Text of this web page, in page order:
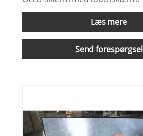
Læs mere
Send forespørgsel